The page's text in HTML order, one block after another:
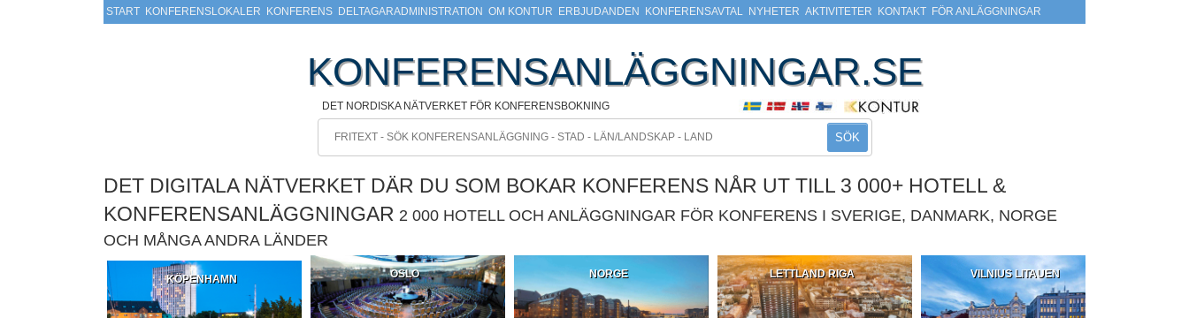
START KONFERENSLOKALER KONFERENS DELTAGARADMINISTRATION OM KONTUR ERBJUDANDEN KONFERENSAVTAL NYHETER AKTIVITETER KONTAKT FÖR ANLÄGGNINGAR
KONFERENSANLÄGGNINGAR.SE
DET NORDISKA NÄTVERKET FÖR KONFERENSBOKNING
SÖK
DET DIGITALA NÄTVERKET DÄR DU SOM BOKAR KONFERENS NÅR UT TILL 3 000+ HOTELL &
KONFERENSANLÄGGNINGAR 2 000 HOTELL OCH ANLÄGGNINGAR FÖR KONFERENS I SVERIGE, DANMARK, NORGE
OCH MÅNGA ANDRA LÄNDER
KÖPENHAMN OSLO NORGE LETTLAND RIGA VILNIUS LITAUEN